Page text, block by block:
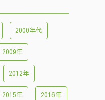
2000年代
2009年
2012年
2015年 2016年